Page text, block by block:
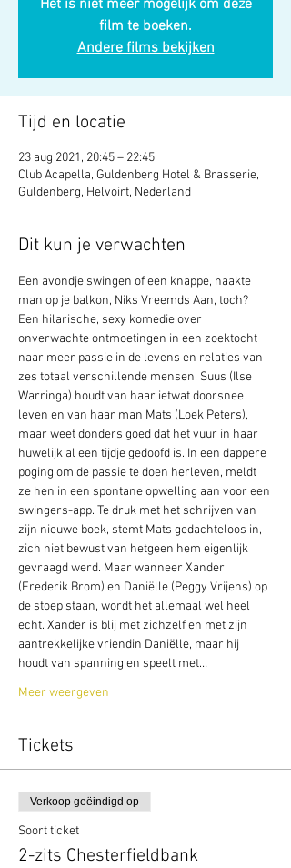
Het is niet meer mogelijk om deze
film te boeken.
Andere films bekijken
Tijd en locatie
23 aug 2021, 20:45 – 22:45
Club Acapella, Guldenberg Hotel & Brasserie,
Guldenberg, Helvoirt, Nederland
Dit kun je verwachten
Een avondje swingen of een knappe, naakte
man op je balkon, Niks Vreemds Aan, toch?
Een hilarische, sexy komedie over
onverwachte ontmoetingen in een zoektocht
naar meer passie in de levens en relaties van
zes totaal verschillende mensen. Suus (Ilse
Warringa) houdt van haar ietwat doorsnee
leven en van haar man Mats (Loek Peters),
maar weet donders goed dat het vuur in haar
huwelijk al een tijdje gedoofd is. In een dappere
poging om de passie te doen herleven, meldt
ze hen in een spontane opwelling aan voor een
swingers-app. Te druk met het schrijven van
zijn nieuwe boek, stemt Mats gedachteloos in,
zich niet bewust van hetgeen hem eigenlijk
gevraagd werd. Maar wanneer Xander
(Frederik Brom) en Daniëlle (Peggy Vrijens) op
de stoep staan, wordt het allemaal wel heel
echt. Xander is blij met zichzelf en met zijn
aantrekkelijke vriendin Daniëlle, maar hij
houdt van spanning en speelt met…
Meer weergeven
Tickets
Verkoop geëindigd op
Soort ticket
2-zits Chesterfieldbank